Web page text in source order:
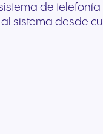
de
sistema desde